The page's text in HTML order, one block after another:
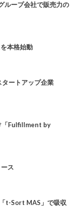
ループ会社で販売力の
本格始動
タートアップ企業
「Fulfillment by
ス
t-Sort MAS」で吸収